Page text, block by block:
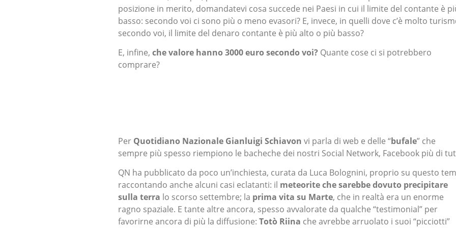
posizione in merito, domandatevi cosa succede nei Paesi in cui il limite del contante è
basso: secondo voi ci sono più o meno evasori? E, invece, in quelli dove c’è molto
secondo voi, il limite del denaro contante è più alto o più basso?
E, infine, che valore hanno 3000 euro secondo voi? Quante cose ci si potrebbero
comprare?
Per Quotidiano Nazionale Gianluigi Schiavon vi parla di web e delle “bufale” che
sempre più spesso riempiono le bacheche dei nostri Social Network, Facebook più di
QN ha pubblicato da poco un’inchiesta, curata da Luca Bolognini, proprio su questo
raccontando anche alcuni casi eclatanti: il meteoriteche sarebbe dovuto precipitare
sulla terra lo scorso settembre; la prima vita su Marte, che in realtà era un enorme
ragno spaziale. E tante altre ancora, spesso avvalorate da qualche “testimonial” per
favorirne ancora di più la diffusione: Totò Riina che avrebbe arruolato i suoi “picciotti”